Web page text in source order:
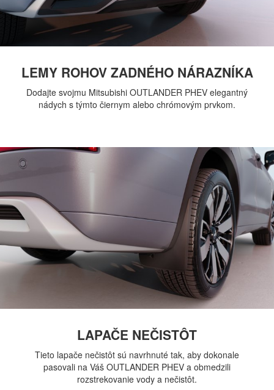
LEMY ROHOV ZADNÉHO NÁRAZNÍKA
Dodajte svojmu Mitsubishi OUTLANDER PHEV elegantný
nádych s týmto čiernym alebo chrómovým prvkom.
LAPAČE NEČISTÔT
Tieto lapače nečistôt sú navrhnuté tak, aby dokonale
pasovali na Váš OUTLANDER PHEV a obmedzili
rozstrekovanie vody a nečistôt.